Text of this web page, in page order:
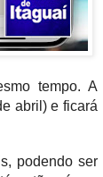
tempo. A
abril) e ficará
podendo ser